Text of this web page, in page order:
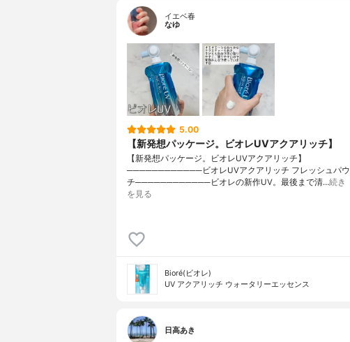
イエベ春
なゆ
5.00
【新発想パッケージ。ビオレUVアクアリッチ】
【新発想パッケージ。ビオレUVアクアリッチ】
────────────ビオレUVアクアリッチ フレッシュパウ
チ────────────ビオレの新作UV。最後まで清…続き
を見る
Bioré(ビオレ)
UV アクアリッチ ウォータリーエッセンス
日高あき